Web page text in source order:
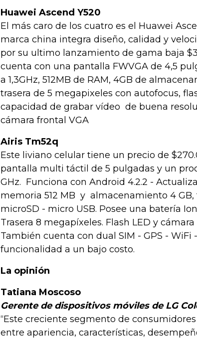
Huawei Ascend Y520
El más caro de los cuatro es el Huawei
marca china integra diseño, calidad y
por su ultimo lanzamiento de gama baja
cuenta con una pantalla FWVGA de 4,5
a 1,3GHz, 512MB de RAM, 4GB de
trasera de 5 megapixeles con autofocus,
capacidad de grabar vídeo de buena
cámara frontal VGA
Airis Tm52q
Este liviano celular tiene un precio de
pantalla multi táctil de 5 pulgadas y un
GHz. Funciona con Android 4.2.2 -
memoria 512 MB y almacenamiento 4 GB,
microSD - micro USB. Posee una batería
Trasera 8 megapíxeles. Flash LED y
También cuenta con dual SIM - GPS -
funcionalidad a un bajo costo.
La opinión
Tatiana Moscoso
Gerente de dispositivos móviles de LG
“Este creciente segmento de
entre apariencia, características,